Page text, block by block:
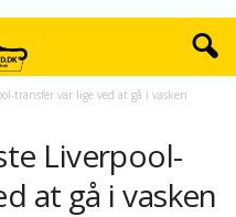
transfer var lige ved at gå i vasken
Liverpool-
at gå i vasken